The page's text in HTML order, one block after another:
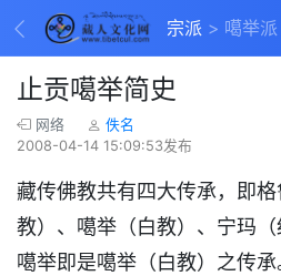
宗派 噶举派
止贡噶举简史
网络
佚名
2008-04-14 15:09:53发布
藏传佛教共有四大传承，即
教）、噶举（白教）、宁玛
噶举即是噶举（白教）之传